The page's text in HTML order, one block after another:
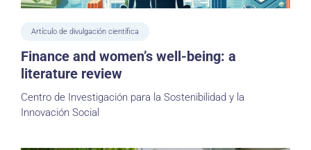
Artículo de divulgación científica
Finance and women’s well-being: a
literature review
Centro de Investigación para la Sostenibilidad y la
Innovación Social